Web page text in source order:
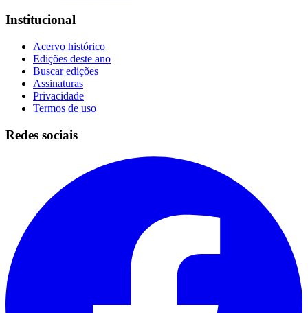
Institucional
Acervo histórico
Edições deste ano
Buscar edições
Assinaturas
Privacidade
Termos de uso
Redes sociais